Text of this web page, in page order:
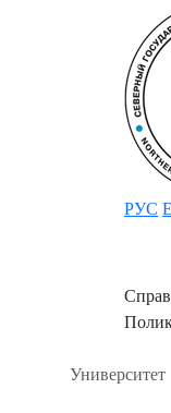
РУС
Университет